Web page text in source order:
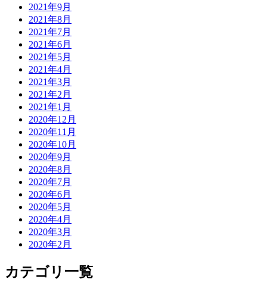
2021年9月
2021年8月
2021年7月
2021年6月
2021年5月
2021年4月
2021年3月
2021年2月
2021年1月
2020年12月
2020年11月
2020年10月
2020年9月
2020年8月
2020年7月
2020年6月
2020年5月
2020年4月
2020年3月
2020年2月
カテゴリ一覧